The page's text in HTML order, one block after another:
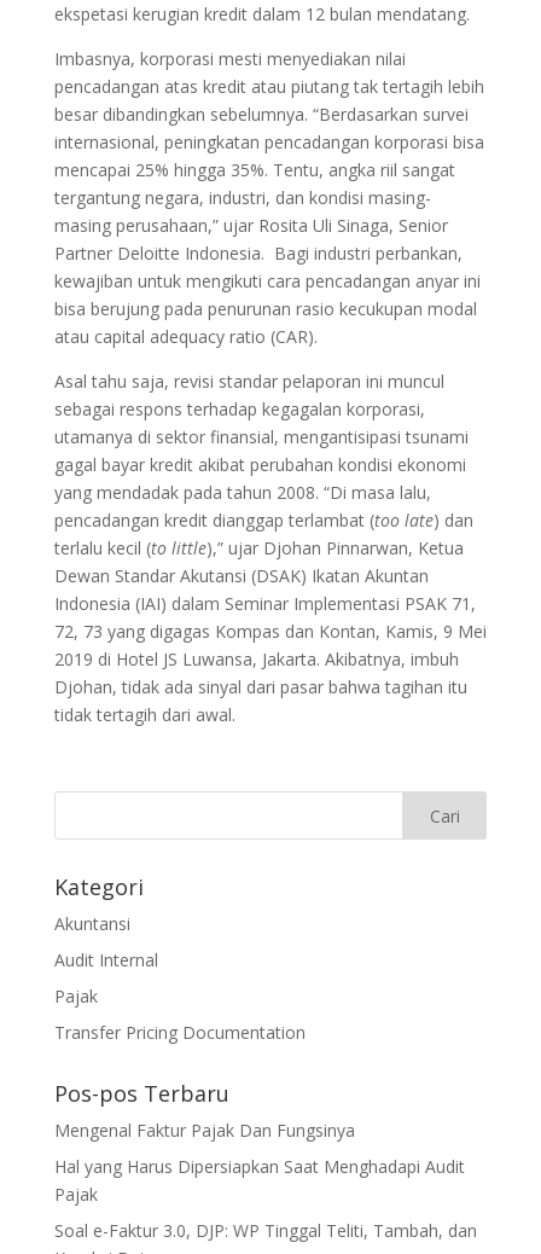
ekspetasi kerugian kredit dalam 12 bulan mendatang.
Imbasnya, korporasi mesti menyediakan nilai
pencadangan atas kredit atau piutang tak tertagih lebih
besar dibandingkan sebelumnya. “Berdasarkan survei
internasional, peningkatan pencadangan korporasi bisa
mencapai 25% hingga 35%. Tentu, angka riil sangat
tergantung negara, industri, dan kondisi masing-
masing perusahaan,” ujar Rosita Uli Sinaga, Senior
Partner Deloitte Indonesia. Bagi industri perbankan,
kewajiban untuk mengikuti cara pencadangan anyar ini
bisa berujung pada penurunan rasio kecukupan modal
atau capital adequacy ratio (CAR).
Asal tahu saja, revisi standar pelaporan ini muncul
sebagai respons terhadap kegagalan korporasi,
utamanya di sektor finansial, mengantisipasi tsunami
gagal bayar kredit akibat perubahan kondisi ekonomi
yang mendadak pada tahun 2008. “Di masa lalu,
pencadangan kredit dianggap terlambat (too late) dan
terlalu kecil (to little),” ujar Djohan Pinnarwan, Ketua
Dewan Standar Akutansi (DSAK) Ikatan Akuntan
Indonesia (IAI) dalam Seminar Implementasi PSAK 71,
72, 73 yang digagas Kompas dan Kontan, Kamis, 9 Mei
2019 di Hotel JS Luwansa, Jakarta. Akibatnya, imbuh
Djohan, tidak ada sinyal dari pasar bahwa tagihan itu
tidak tertagih dari awal.​
Kategori
Akuntansi
Audit Internal
Pajak
Transfer Pricing Documentation
Pos-pos Terbaru
Mengenal Faktur Pajak Dan Fungsinya
Hal yang Harus Dipersiapkan Saat Menghadapi Audit
Pajak
Soal e-Faktur 3.0, DJP: WP Tinggal Teliti, Tambah, dan